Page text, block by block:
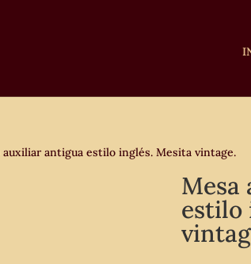
antigua estilo inglés. Mesita vintage.
Mesa
estilo